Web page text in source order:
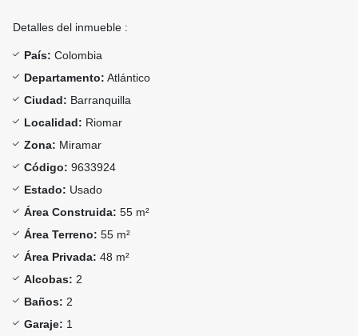
Detalles del inmueble :
País: Colombia
Departamento: Atlántico
Ciudad: Barranquilla
Localidad: Riomar
Zona: Miramar
Código: 9633924
Estado: Usado
Área Construida: 55 m²
Área Terreno: 55 m²
Área Privada: 48 m²
Alcobas: 2
Baños: 2
Garaje: 1